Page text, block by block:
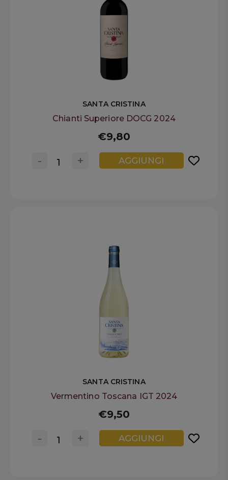
SANTA CRISTINA
Chianti Superiore DOCG 2024
€9,80
+
- AGGIUNGI
SANTA CRISTINA
Vermentino Toscana IGT 2024
€9,50
+
- AGGIUNGI